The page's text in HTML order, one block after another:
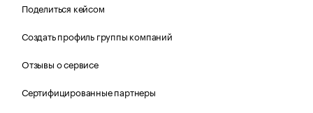
Поделиться кейсом
Создать профиль группы компаний
Отзывы о сервисе
Сертифицированные партнеры